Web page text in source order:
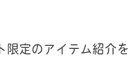
限定のアイテム紹介を